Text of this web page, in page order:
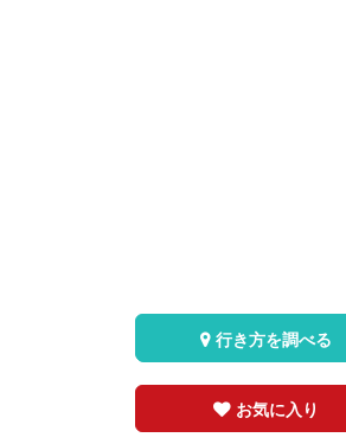
お気に入り
行き方を調べる